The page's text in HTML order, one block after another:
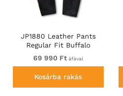
JP1880 Leather Pants
Regular Fit Buffalo
Nubuck Dark Brown
69 990 Ftáfával
Kosárba rakás